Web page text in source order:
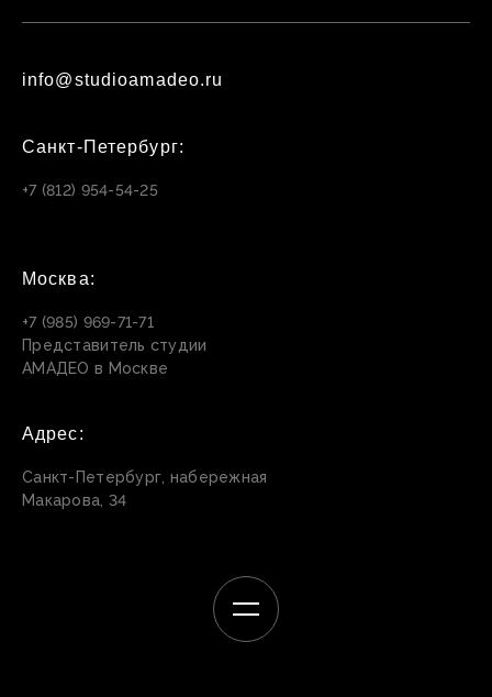
info@studioamadeo.ru
Санкт-Петербург:
+7 (812) 954-54-25
Москва:
+7 (985) 969-71-71
Представитель студии
АМАДЕО в Москве
Адрес:
Санкт-Петербург, набережная
Макарова, 34